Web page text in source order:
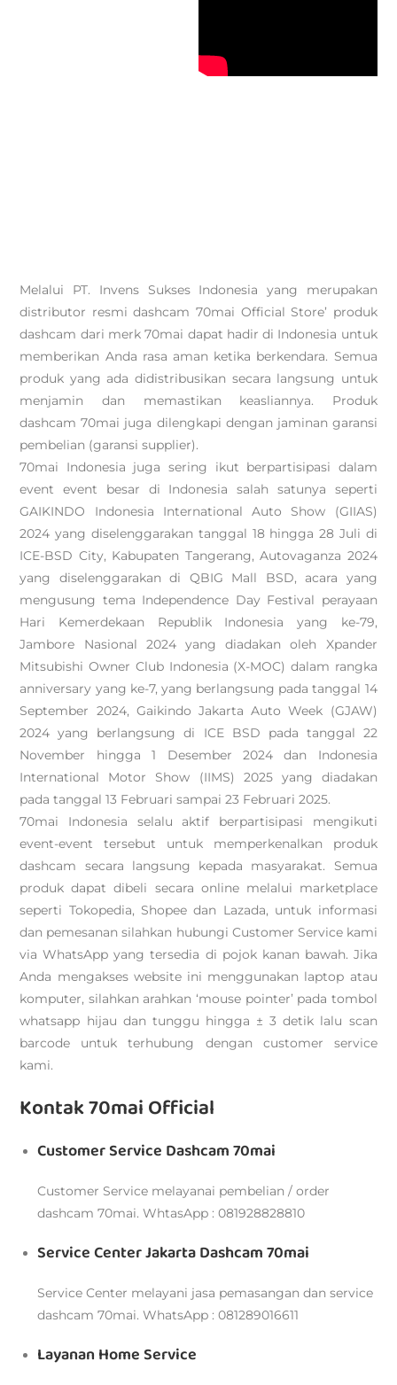
Melalui PT. Invens Sukses Indonesia yang merupakan
distributor resmi dashcam 70mai Official Store’ produk
dashcam dari merk 70mai dapat hadir di Indonesia untuk
memberikan Anda rasa aman ketika berkendara. Semua
produk yang ada didistribusikan secara langsung untuk
menjamin dan memastikan keasliannya. Produk
dashcam 70mai juga dilengkapi dengan jaminan garansi
pembelian (garansi supplier).
70mai Indonesia juga sering ikut berpartisipasi dalam
event event besar di Indonesia salah satunya seperti
GAIKINDO Indonesia International Auto Show (GIIAS)
2024 yang diselenggarakan tanggal 18 hingga 28 Juli di
ICE-BSD City, Kabupaten Tangerang, Autovaganza 2024
yang diselenggarakan di QBIG Mall BSD, acara yang
mengusung tema Independence Day Festival perayaan
Hari Kemerdekaan Republik Indonesia yang ke-79,
Jambore Nasional 2024 yang diadakan oleh Xpander
Mitsubishi Owner Club Indonesia (X-MOC) dalam rangka
anniversary yang ke-7, yang berlangsung pada tanggal 14
September 2024, Gaikindo Jakarta Auto Week (GJAW)
2024 yang berlangsung di ICE BSD pada tanggal 22
November hingga 1 Desember 2024 dan Indonesia
International Motor Show (IIMS) 2025 yang diadakan
pada tanggal 13 Februari sampai 23 Februari 2025.
70mai Indonesia selalu aktif berpartisipasi mengikuti
event-event tersebut untuk memperkenalkan produk
dashcam secara langsung kepada masyarakat. Semua
produk dapat dibeli secara online melalui marketplace
seperti Tokopedia, Shopee dan Lazada, untuk informasi
dan pemesanan silahkan hubungi Customer Service kami
via WhatsApp yang tersedia di pojok kanan bawah. Jika
Anda mengakses website ini menggunakan laptop atau
komputer, silahkan arahkan ‘mouse pointer’ pada tombol
whatsapp hijau dan tunggu hingga ± 3 detik lalu scan
barcode untuk terhubung dengan customer service
kami.
Kontak 70mai Official
Customer Service Dashcam 70mai
Customer Service melayanai pembelian / order
dashcam 70mai. WhtasApp : 081928828810
Service Center Jakarta Dashcam 70mai
Service Center melayani jasa pemasangan dan service
dashcam 70mai. WhatsApp : 081289016611
Layanan Home Service